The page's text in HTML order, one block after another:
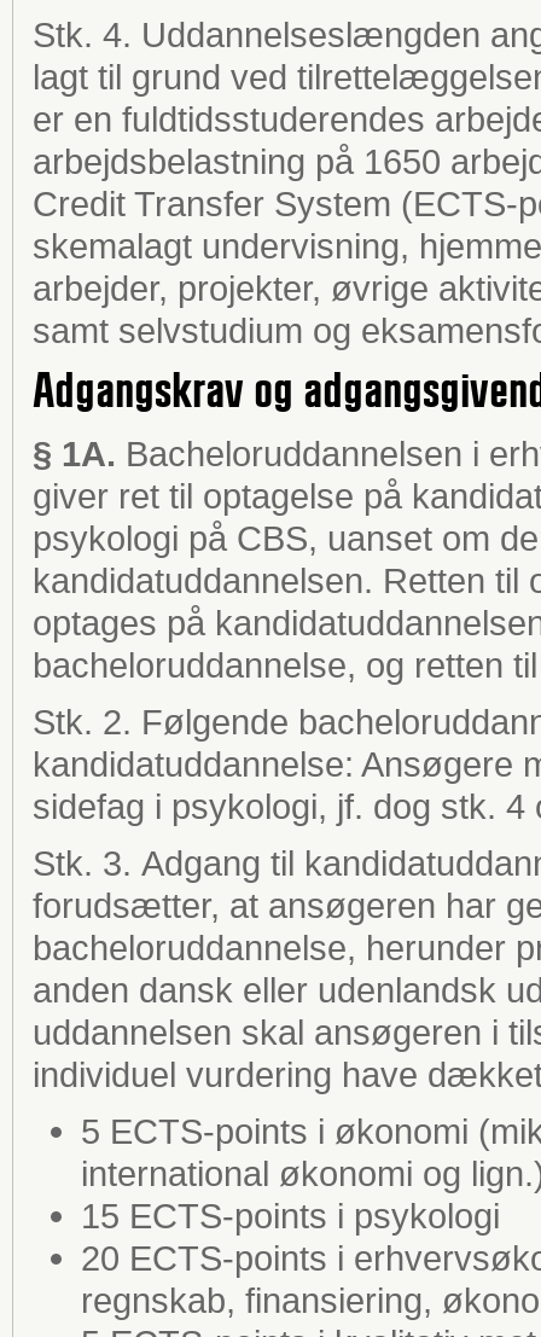
Stk. 4. Uddannelseslængden
lagt til grund ved
er en fuldtidsstuderendes
arbejdsbelastning på 1650
Credit Transfer System (ECTS-
skemalagt undervisning,
arbejder, projekter, øvrige
samt selvstudium og
Adgangskrav og
§ 1A. Bacheloruddannelsen i
giver ret til optagelse på
psykologi på CBS, uanset om
kandidatuddannelsen. Retten
optages på
bacheloruddannelse, og retten
Stk. 2. Følgende
kandidatuddannelse: Ansøgere
sidefag i psykologi, jf. dog stk. 4
Stk. 3. Adgang til
forudsætter, at ansøgeren har
bacheloruddannelse, herunder
anden dansk eller udenlandsk
uddannelsen skal ansøgeren i
individuel vurdering have
5 ECTS-points i økonomi
international økonomi og
15 ECTS-points i psykologi
20 ECTS-points i
regnskab, finansiering,